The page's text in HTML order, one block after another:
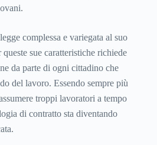
complessa e variegata al suo
sue caratteristiche richiede
da parte di ogni cittadino che
del lavoro. Essendo sempre più
troppi lavoratori a tempo
di contratto sta diventando